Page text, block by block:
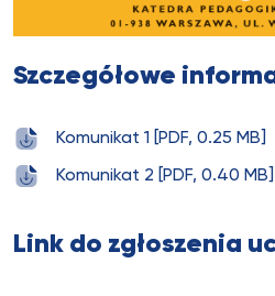
Szczegółowe
Komunikat 1 [PDF, 0.25 MB]
Komunikat 2 [PDF, 0.40 MB]
Link do zgłoszenia